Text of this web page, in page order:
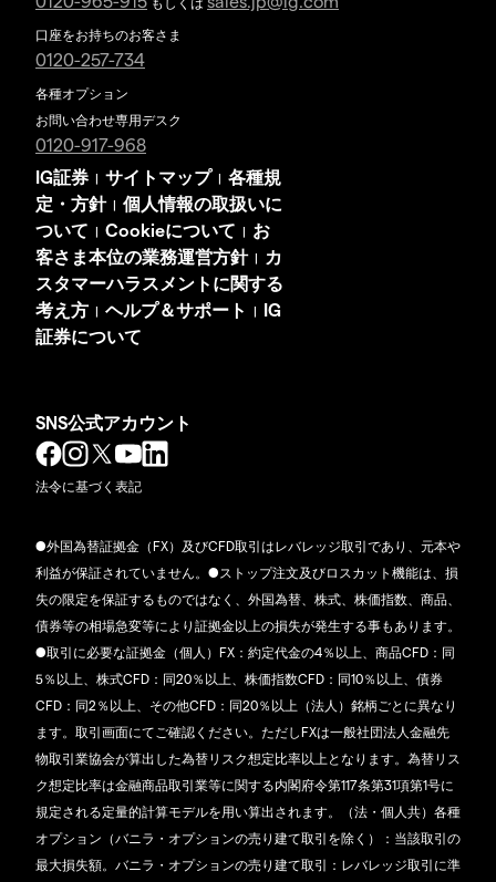
口座をお持ちのお客さま
0120-257-734
各種オプション
お問い合わせ専用デスク
0120-917-968
IG証券 | サイトマップ | 各種規
定・方針| 個人情報の取扱いに
ついて | Cookieについて | お
客さま本位の業務運営方針|
カ
スタマーハラスメントに関する
考え方 | ヘルプ＆サポート | IG
証券について
SNS公式アカウント
法令に基づく表記
●外国為替証拠金（FX）及びCFD取引はレバレッジ取引であり、元本や
利益が保証されていません。●ストップ注文及びロスカット機能は、損
失の限定を保証するものではなく、外国為替、株式、株価指数、商品、
債券等の相場急変等により証拠金以上の損失が発生する事もあります。
●取引に必要な証拠金（個人）FX：約定代金の4％以上、商品CFD：同
5％以上、株式CFD：同20％以上、株価指数CFD：同10％以上、債券
CFD：同2％以上、その他CFD：同20％以上（法人）銘柄ごとに異なり
ます。取引画面にてご確認ください。ただしFXは一般社団法人金融先
物取引業協会が算出した為替リスク想定比率以上となります。為替リス
ク想定比率は金融商品取引業等に関する内閣府令第117条第31項第1号に
規定される定量的計算モデルを用い算出されます。（法・個人共）各種
オプション（バニラ・オプションの売り建て取引を除く）：当該取引の
最大損失額。バニラ・オプションの売り建て取引：レバレッジ取引に準